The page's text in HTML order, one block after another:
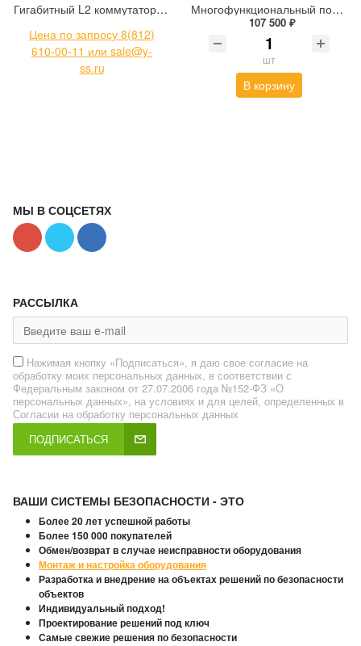
Гигабитный L2 коммутатор уровня доступа без поддержки стекирования с поддержкой PoE PoE+ Eltex MES2428P_AC
Цена по запросу 8(812)
610-00-11 или sale@y-
ss.ru
Многофункциональный полностью гигабитный управляемый коммутатор уровня L2+ Tfortis PSW+UPS-Box 8x2Pro
107 500 ₽
шт
В корзину
МЫ В СОЦСЕТЯХ
РАССЫЛКА
Нажимая кнопку «Подписаться», я даю свое согласие на
обработку моих персональных данных, в соответствии с
Федеральным законом от 27.07.2006 года №152-ФЗ «О
персональных данных», на условиях и для целей, определенных в
Согласии на обработку персональных данных
ПОДПИСАТЬСЯ
ВАШИ СИСТЕМЫ БЕЗОПАСНОСТИ - ЭТО
Более 20 лет успешной работы
Более 150 000 покупателей
Обмен/возврат в случае неисправности оборудования
Монтаж и настройка оборудования
Разработка и внедрение на объектах решений по безопасности
объектов
Индивидуальный подход!
Проектирование решений под ключ
Самые свежие решения по безопасности